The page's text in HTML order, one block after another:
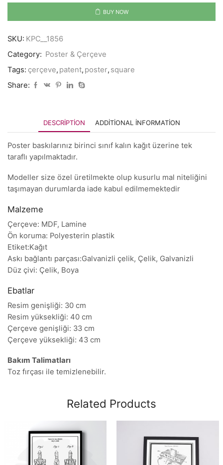
BUY NOW
SKU: KPC__1856
Category: Poster & Çerçeve
Tags: çerçeve, patent, poster, square
Share:
DESCRIPTION ADDITIONAL INFORMATION
Poster baskılarınız birinci sınıf kalın kağıt üzerine tek
taraflı yapılmaktadır.
Modeller size özel üretilmekte olup kusurlu mal niteliğini
taşımayan durumlarda iade kabul edilmemektedir
Malzeme
Çerçeve: MDF, Lamine
Ön koruma: Polyesterin plastik
Etiket:Kağıt
Askı bağlantı parçası:Galvanizli çelik, Çelik, Galvanizli
Düz çivi: Çelik, Boya
Ebatlar
Resim genişliği: 30 cm
Resim yüksekliği: 40 cm
Çerçeve genişliği: 33 cm
Çerçeve yüksekliği: 43 cm
Bakım Talimatları
Toz fırçası ile temizlenebilir.
Related Products